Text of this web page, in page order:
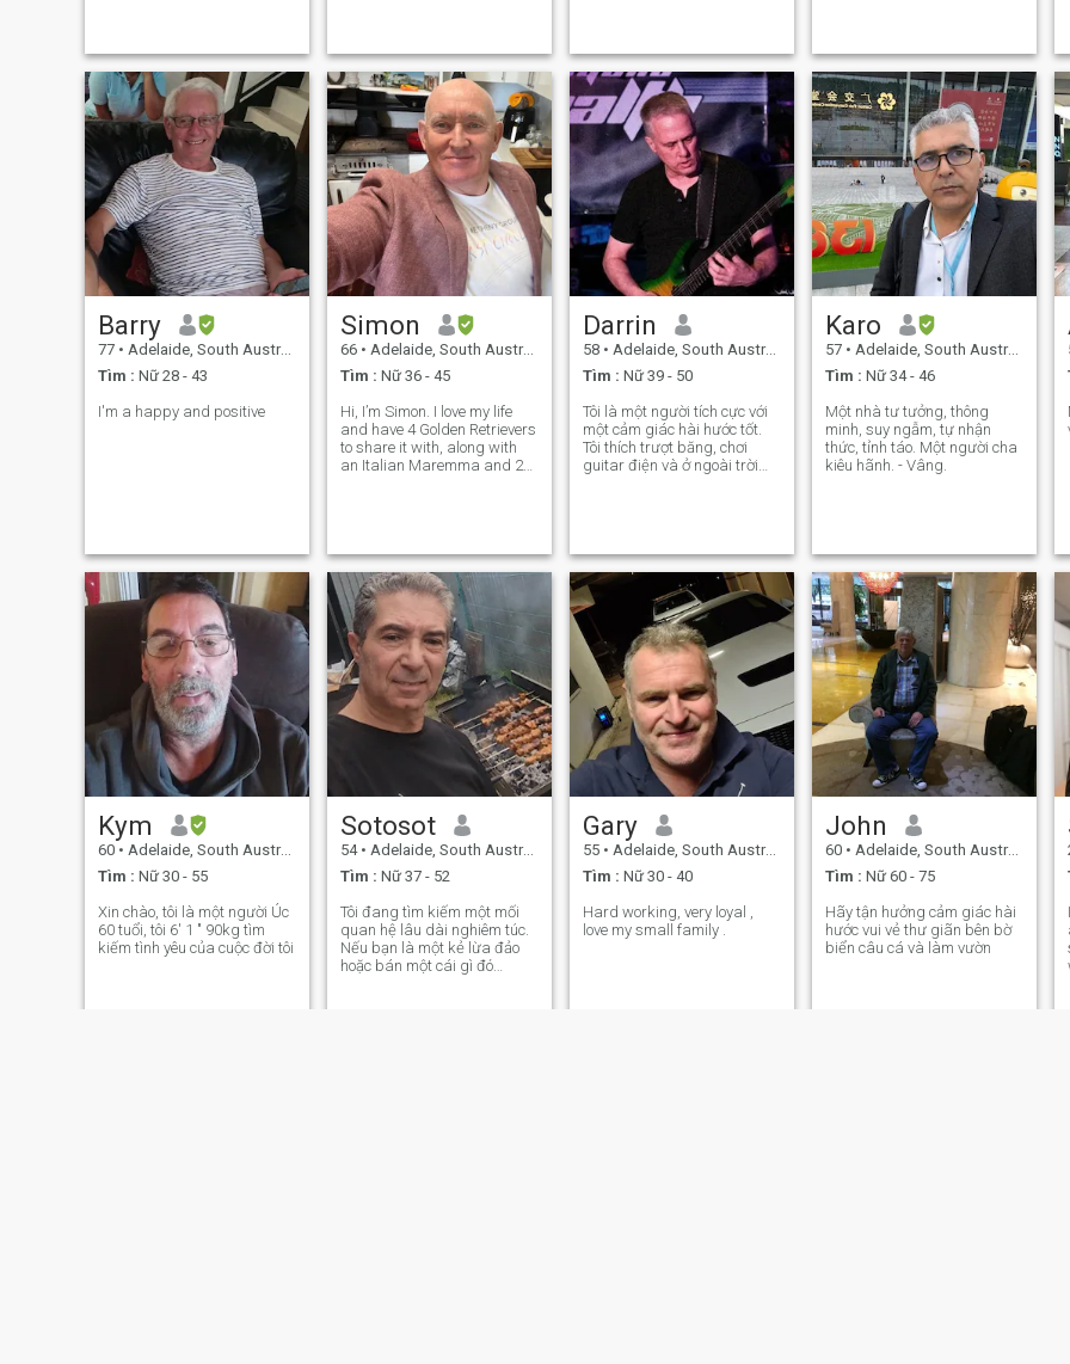
Barry
77 • Adelaide, South Australia, Úc
Tìm : Nữ 28 - 43
I'm a happy and positive
Simon
66 • Adelaide, South Australia, Úc
Tìm : Nữ 36 - 45
Hi, I’m Simon. I love my life
and have 4 Golden Retrievers
to share it with, along with
an Italian Maremma and 2
overseas. I have been an
avid sc
Darrin
58 • Adelaide, South Australia, Úc
Tìm : Nữ 39 - 50
Tôi là một người tích cực với
một cảm giác hài hước tốt.
Tôi thích trượt băng, chơi
guitar điện và ở ngoài trời
Karo
57 • Adelaide, South Australia, Úc
Tìm : Nữ 34 - 46
Một nhà tư tưởng, thông
minh, suy ngẫm, tự nhận
thức, tỉnh táo. Một người cha
kiêu hãnh. - Vâng.
Kym
60 • Adelaide, South Australia, Úc
Tìm : Nữ 30 - 55
Xin chào, tôi là một người Úc
60 tuổi, tôi 6' 1 " 90kg tìm
kiếm tình yêu của cuộc đời tôi
Sotosot
54 • Adelaide, South Australia, Úc
Tìm : Nữ 37 - 52
Tôi đang tìm kiếm một mối
quan hệ lâu dài nghiêm túc.
Nếu bạn là một kẻ lừa đảo
hoặc bán một cái gì đó
Gary
55 • Adelaide, South Australia, Úc
Tìm : Nữ 30 - 40
Hard working, very loyal ,
love my small family .
John
60 • Adelaide, South Australia, Úc
Tìm : Nữ 60 - 75
Hãy tận hưởng cảm giác hài
hước vui vẻ thư giãn bên bờ
biển câu cá và làm vườn